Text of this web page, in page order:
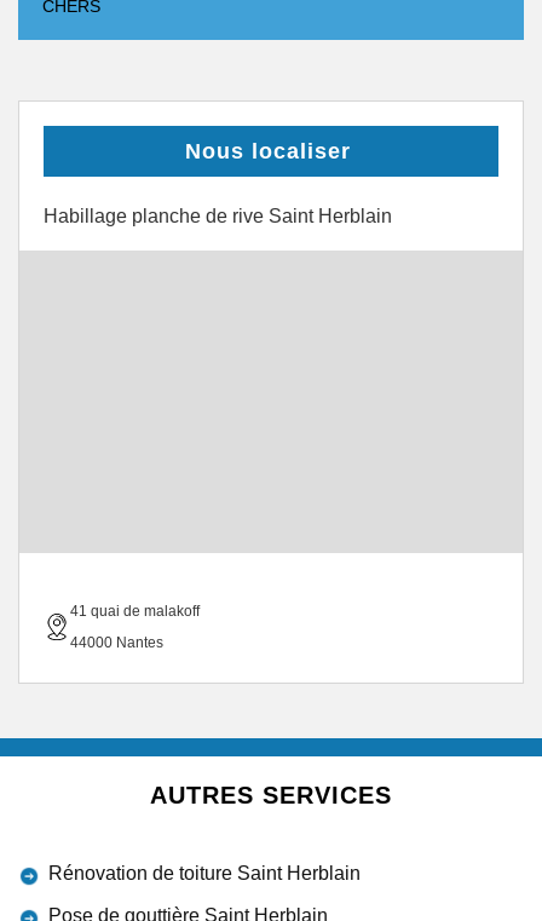
CHERS
Nous localiser
Habillage planche de rive Saint Herblain
41 quai de malakoff
44000 Nantes
AUTRES SERVICES
Rénovation de toiture Saint Herblain
Pose de gouttière Saint Herblain